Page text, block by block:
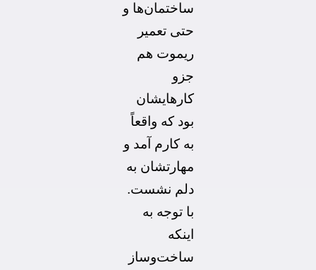
ساختمان‌ها و
حتی تعمیر
ریموت هم
جزو
کارهایشان
بود که واقعاً
به کارم آمد و
مهارتشان به
دلم نشست.
با توجه به
اینکه
ساخت‌وساز